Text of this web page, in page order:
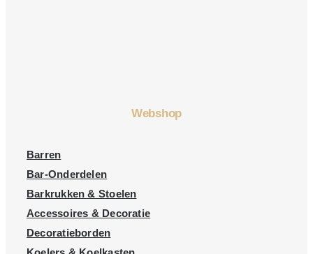
Webshop
Barren
Bar-Onderdelen
Barkrukken & Stoelen
Accessoires & Decoratie
Decoratieborden